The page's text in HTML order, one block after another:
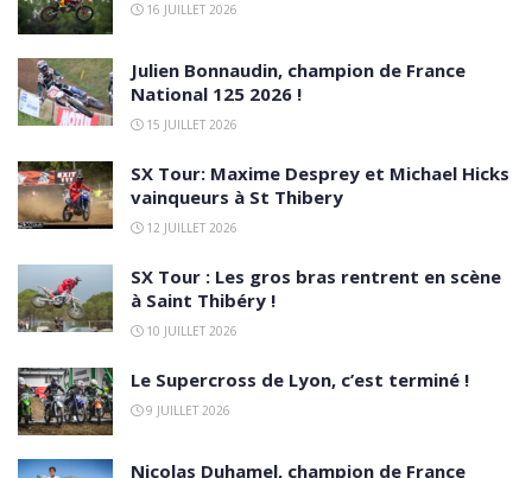
16 JUILLET 2026
Julien Bonnaudin, champion de France
National 125 2026 !
15 JUILLET 2026
SX Tour: Maxime Desprey et Michael Hicks
vainqueurs à St Thibery
12 JUILLET 2026
SX Tour : Les gros bras rentrent en scène
à Saint Thibéry !
10 JUILLET 2026
Le Supercross de Lyon, c’est terminé !
9 JUILLET 2026
Nicolas Duhamel, champion de France